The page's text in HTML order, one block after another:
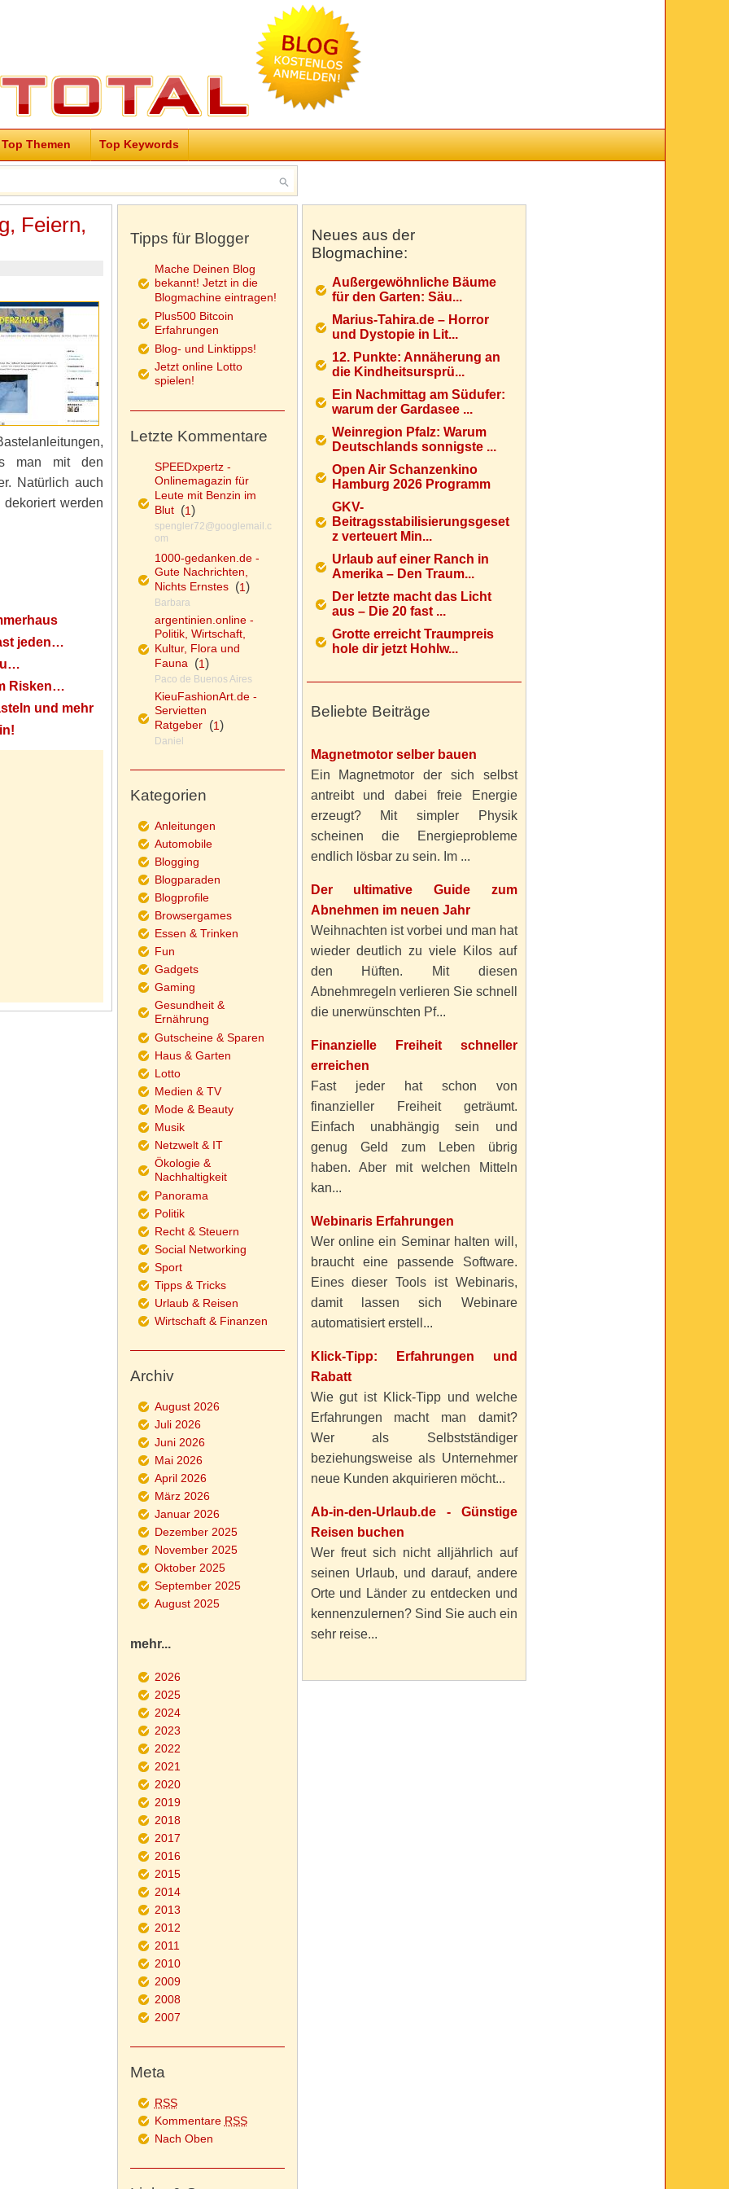
Top Themen Top Keywords
Feiern,
man mit den
Natürlich auch
werden
jeden…
Risken…
und mehr
Neues aus der
Blogmachine:
Außergewöhnliche Bäume
für den Garten: Säu...
Marius-Tahira.de – Horror
und Dystopie in Lit...
12. Punkte: Annäherung an
die Kindheitsursprü...
Ein Nachmittag am Südufer:
warum der Gardasee ...
Weinregion Pfalz: Warum
Deutschlands sonnigste ...
Open Air Schanzenkino
Hamburg 2026 Programm
GKV-
Beitragsstabilisierungsgeset
z verteuert Min...
Urlaub auf einer Ranch in
Amerika – Den Traum...
Der letzte macht das Licht
aus – Die 20 fast ...
Grotte erreicht Traumpreis
hole dir jetzt Hohlw...
Beliebte Beiträge
Magnetmotor selber bauen
Ein Magnetmotor der sich selbst
antreibt und dabei freie Energie
erzeugt? Mit simpler Physik
scheinen die Energieprobleme
endlich lösbar zu sein. Im ...
Der ultimative Guide zum
Abnehmen im neuen Jahr
Weihnachten ist vorbei und man hat
wieder deutlich zu viele Kilos auf
den Hüften. Mit diesen
Abnehmregeln verlieren Sie schnell
die unerwünschten Pf...
Finanzielle Freiheit schneller
erreichen
Fast jeder hat schon von
finanzieller Freiheit geträumt.
Einfach unabhängig sein und
genug Geld zum Leben übrig
haben. Aber mit welchen Mitteln
kan...
Webinaris Erfahrungen
Wer online ein Seminar halten will,
braucht eine passende Software.
Eines dieser Tools ist Webinaris,
damit lassen sich Webinare
automatisiert erstell...
Klick-Tipp: Erfahrungen und
Rabatt
Wie gut ist Klick-Tipp und welche
Erfahrungen macht man damit?
Wer als Selbstständiger
beziehungsweise als Unternehmer
neue Kunden akquirieren möcht...
Ab-in-den-Urlaub.de - Günstige
Reisen buchen
Wer freut sich nicht alljährlich auf
seinen Urlaub, und darauf, andere
Orte und Länder zu entdecken und
kennenzulernen? Sind Sie auch ein
sehr reise...
Tipps für Blogger
Mache Deinen Blog
bekannt! Jetzt in die
Blogmachine eintragen!
Plus500 Bitcoin
Erfahrungen
Blog- und Linktipps!
Jetzt online Lotto
spielen!
Letzte Kommentare
SPEEDxpertz -
Onlinemagazin für
Leute mit Benzin im
Blut(1)
spengler72@googlemail.c
om
1000-gedanken.de -
Gute Nachrichten,
Nichts Ernstes(1)
Barbara
argentinien.online -
Politik, Wirtschaft,
Kultur, Flora und
Fauna(1)
Paco de Buenos Aires
KieuFashionArt.de -
Servietten
Ratgeber(1)
Daniel
Kategorien
Anleitungen
Automobile
Blogging
Blogparaden
Blogprofile
Browsergames
Essen & Trinken
Fun
Gadgets
Gaming
Gesundheit &
Ernährung
Gutscheine & Sparen
Haus & Garten
Lotto
Medien & TV
Mode & Beauty
Musik
Netzwelt & IT
Ökologie &
Nachhaltigkeit
Panorama
Politik
Recht & Steuern
Social Networking
Sport
Tipps & Tricks
Urlaub & Reisen
Wirtschaft & Finanzen
Archiv
August 2026
Juli 2026
Juni 2026
Mai 2026
April 2026
März 2026
Januar 2026
Dezember 2025
November 2025
Oktober 2025
September 2025
August 2025
mehr...
2026
2025
2024
2023
2022
2021
2020
2019
2018
2017
2016
2015
2014
2013
2012
2011
2010
2009
2008
2007
Meta
RSS
Kommentare RSS
Nach Oben